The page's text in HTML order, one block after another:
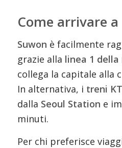
Come arrivare a
Suwon è facilmente
grazie alla linea 1
collega la capitale alla
In alternativa, i treni
dalla Seoul Station e
minuti.
Per chi preferisce